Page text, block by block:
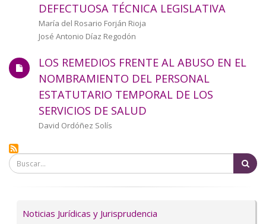
DEFECTUOSA TÉCNICA LEGISLATIVA
Autor/a
María del Rosario Forján Rioja
José Antonio Díaz Regodón
LOS REMEDIOS FRENTE AL ABUSO EN EL
NOMBRAMIENTO DEL PERSONAL
ESTATUTARIO TEMPORAL DE LOS
SERVICIOS DE SALUD
Autor/a
David Ordóñez Solís
Servicios
Noticias Jurídicas y Jurisprudencia